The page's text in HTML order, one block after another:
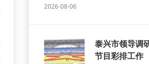
2026-08-06
泰兴市领导调
节目彩排工作